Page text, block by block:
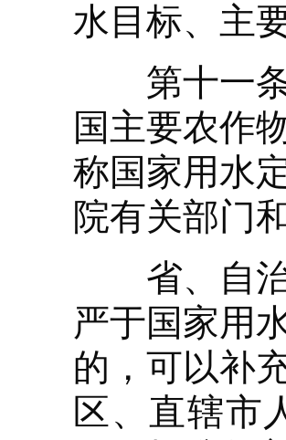
水目标、主
第十一条
国主要农作
称国家用水
院有关部门
省、自治
严于国家用
的，可以补
区、直辖市